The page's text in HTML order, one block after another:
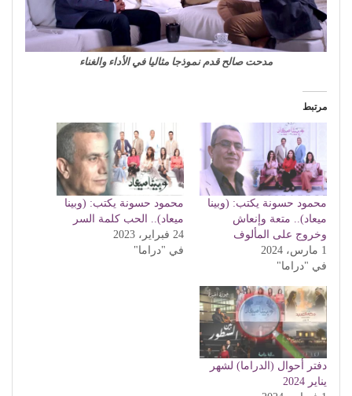
مدحت صالح قدم نموذجا مثاليا في الأداء والغناء
مرتبط
محمود حسونة يكتب: (وبينا
ميعاد).. متعة وإنعاش
وخروج على المألوف
1 مارس، 2024
في "دراما"
محمود حسونة يكتب: (وبينا
ميعاد).. الحب كلمة السر
24 فبراير، 2023
في "دراما"
دفتر أحوال (الدراما) لشهر
يناير 2024